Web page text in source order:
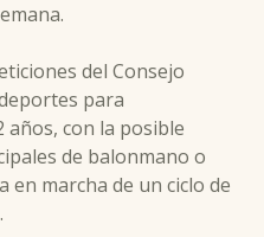
del Consejo
para
años, con la posible
de balonmano o
en marcha de un ciclo de